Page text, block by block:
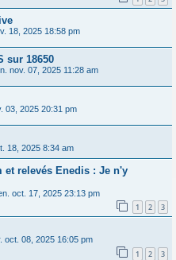
18, 2025 18:58 pm
sur 18650
nov. 07, 2025 11:28 am
03, 2025 20:31 pm
18, 2025 8:34 am
et relevés Enedis : Je n'y
oct. 17, 2025 23:13 pm
1 2 3
oct. 08, 2025 16:05 pm
1 2 3